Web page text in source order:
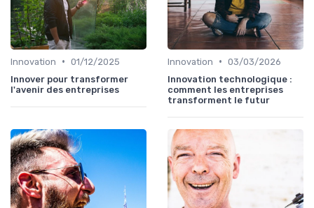
Innovation • 01/12/2025
Innover pour transformer
l'avenir des entreprises
Innovation • 03/03/2026
Innovation technologique :
comment les entreprises
transforment le futur